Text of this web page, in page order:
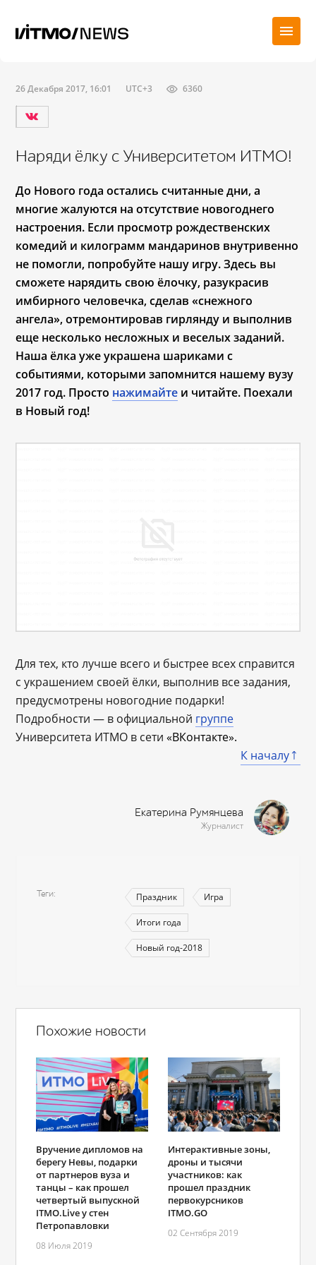
26 Декабря 2017, 16:01 UTC+3 6360
Наряди ёлку с Университетом ИТМО!
До Нового года остались считанные дни, а
многие жалуются на отсутствие новогоднего
настроения. Если просмотр рождественских
комедий и килограмм мандаринов внутривенно
не помогли, попробуйте нашу игру. Здесь вы
сможете нарядить свою ёлочку, разукрасив
имбирного человечка, сделав «снежного
ангела», отремонтировав гирлянду и выполнив
еще несколько несложных и веселых заданий.
Наша ёлка уже украшена шариками с
событиями, которыми запомнится нашему вузу
2017 год. Просто нажимайте и читайте. Поехали
в Новый год!
Для тех, кто лучше всего и быстрее всех справится
с украшением своей ёлки, выполнив все задания,
предусмотрены новогодние подарки!
Подробности — в официальной группе
Университета ИТМО в сети«ВКонтакте».
К началу
Екатерина Румянцева
Журналист
Теги Праздник Игра
Итоги года
Новый год-2018
Похожие новости
Вручение дипломов на
берегу Невы, подарки
от партнеров вуза и
танцы – как прошел
четвертый выпускной
ITMO.Live у стен
Петропавловки
08 Июля 2019
Интерактивные зоны,
дроны и тысячи
участников: как
прошел праздник
первокурсников
ITMO.GO
02 Сентября 2019